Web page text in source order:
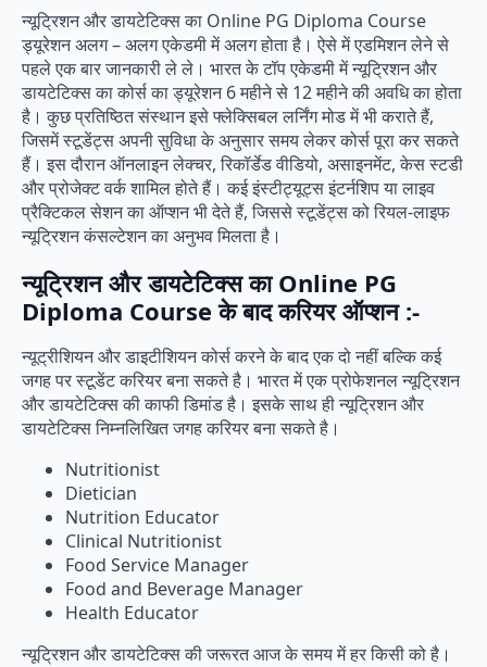
न्यूट्रिशन और डायटेटिक्स का Online PG Diploma Course
ड्यूरेशन अलग – अलग एकेडमी में अलग होता है। ऐसे में एडमिशन लेने से
पहले एक बार जानकारी ले ले। भारत के टॉप एकेडमी में न्यूट्रिशन और
डायटेटिक्स का कोर्स का ड्यूरेशन 6 महीने से 12 महीने की अवधि का होता
है। कुछ प्रतिष्ठित संस्थान इसे फ्लेक्सिबल लर्निंग मोड में भी कराते हैं,
जिसमें स्टूडेंट्स अपनी सुविधा के अनुसार समय लेकर कोर्स पूरा कर सकते
हैं। इस दौरान ऑनलाइन लेक्चर, रिकॉर्डेड वीडियो, असाइनमेंट, केस स्टडी
और प्रोजेक्ट वर्क शामिल होते हैं। कई इंस्टीट्यूट्स इंटर्नशिप या लाइव
प्रैक्टिकल सेशन का ऑप्शन भी देते हैं, जिससे स्टूडेंट्स को रियल-लाइफ
न्यूट्रिशन कंसल्टेशन का अनुभव मिलता है।
न्यूट्रिशन और डायटेटिक्स का Online PG
Diploma Course के बाद करियर ऑप्शन :-
न्यूट्रीशियन और डाइटीशियन कोर्स करने के बाद एक दो नहीं बल्कि कई
जगह पर स्टूडेंट करियर बना सकते है। भारत में एक प्रोफेशनल न्यूट्रिशन
और डायटेटिक्स की काफी डिमांड है। इसके साथ ही न्यूट्रिशन और
डायटेटिक्स निम्नलिखित जगह करियर बना सकते है।
Nutritionist
Dietician
Nutrition Educator
Clinical Nutritionist
Food Service Manager
Food and Beverage Manager
Health Educator
न्यूट्रिशन और डायटेटिक्स की जरूरत आज के समय में हर किसी को है।